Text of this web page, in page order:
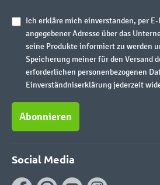
Ich erkläre mich einverstanden, per
angegebener Adresse über das
seine Produkte informiert zu werden
Speicherung meiner für den Versand
erforderlichen personenbezogenen
Einverständniserklärung jederzeit
Abonnieren
Social Media